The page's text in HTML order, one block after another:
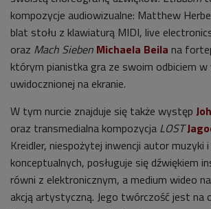
kompozycje audiowizualne: Matthew
blat stołu z klawiaturą MIDI, live
oraz Mach Sieben Michaela Beila na
którym pianistka gra ze swoim odbiciem
uwidocznionej na ekranie.
W tym nurcie znajduje się także występ
oraz transmedialna kompozycja LOST
Kreidler, niespożytej inwencji autor muzyki i
konceptualnych, posługuje się dźwiękiem
równi z elektronicznym, a medium wideo
akcją artystyczną. Jego twórczość jest na